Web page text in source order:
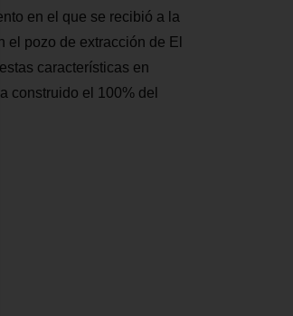
en el que se recibió a la
el pozo de extracción de El
características en
construido el 100% del